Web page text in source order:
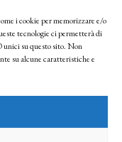
i cookie per memorizzare e/o
tecnologie ci permetterà di
unici su questo sito. Non
su alcune caratteristiche e
saranno trattate
Matteucci